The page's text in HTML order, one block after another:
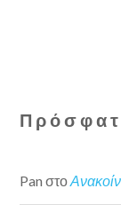
Pan στο